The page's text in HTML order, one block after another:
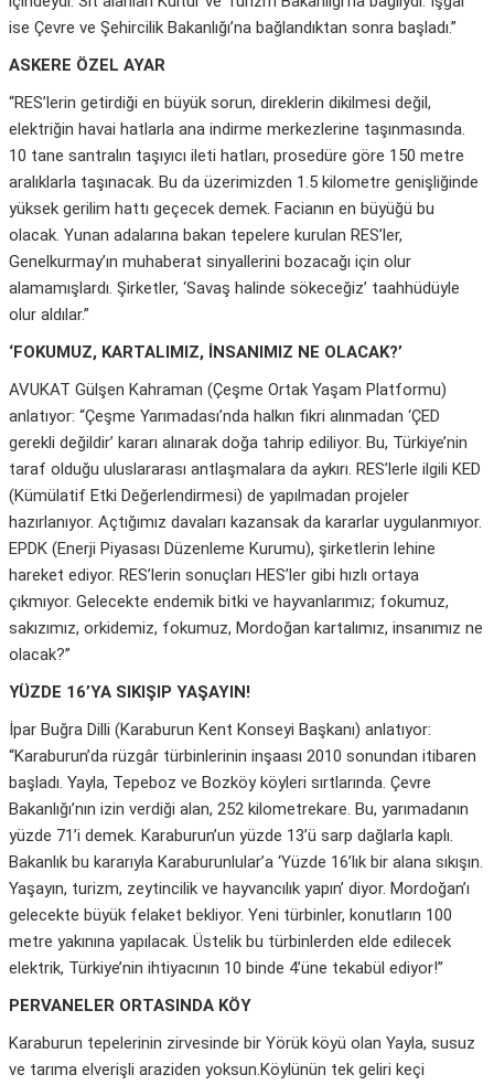
ise Çevre ve Şehircilik Bakanlığı’na bağlandıktan sonra başladı.”
ASKERE ÖZEL AYAR
“RES’lerin getirdiği en büyük sorun, direklerin dikilmesi değil,
elektriğin havai hatlarla ana indirme merkezlerine taşınmasında.
10 tane santralın taşıyıcı ileti hatları, prosedüre göre 150 metre
aralıklarla taşınacak. Bu da üzerimizden 1.5 kilometre genişliğinde
yüksek gerilim hattı geçecek demek. Facianın en büyüğü bu
olacak. Yunan adalarına bakan tepelere kurulan RES’ler,
Genelkurmay’ın muhaberat sinyallerini bozacağı için olur
alamamışlardı. Şirketler, ‘Savaş halinde sökeceğiz’ taahhüdüyle
olur aldılar.”
‘FOKUMUZ, KARTALIMIZ, İNSANIMIZ NE OLACAK?’
AVUKAT Gülşen Kahraman (Çeşme Ortak Yaşam Platformu)
anlatıyor: “Çeşme Yarımadası’nda halkın fikri alınmadan ‘ÇED
gerekli değildir’ kararı alınarak doğa tahrip ediliyor. Bu, Türkiye’nin
taraf olduğu uluslararası antlaşmalara da aykırı. RES’lerle ilgili KED
(Kümülatif Etki Değerlendirmesi) de yapılmadan projeler
hazırlanıyor. Açtığımız davaları kazansak da kararlar uygulanmıyor.
EPDK (Enerji Piyasası Düzenleme Kurumu), şirketlerin lehine
hareket ediyor. RES’lerin sonuçları HES’ler gibi hızlı ortaya
çıkmıyor. Gelecekte endemik bitki ve hayvanlarımız; fokumuz,
sakızımız, orkidemiz, fokumuz, Mordoğan kartalımız, insanımız ne
olacak?”
YÜZDE 16’YA SIKIŞIP YAŞAYIN!
İpar Buğra Dilli (Karaburun Kent Konseyi Başkanı) anlatıyor:
“Karaburun’da rüzgâr türbinlerinin inşaası 2010 sonundan itibaren
başladı. Yayla, Tepeboz ve Bozköy köyleri sırtlarında. Çevre
Bakanlığı’nın izin verdiği alan, 252 kilometrekare. Bu, yarımadanın
yüzde 71’i demek. Karaburun’un yüzde 13’ü sarp dağlarla kaplı.
Bakanlık bu kararıyla Karaburunlular’a ‘Yüzde 16’lık bir alana sıkışın.
Yaşayın, turizm, zeytincilik ve hayvancılık yapın’ diyor. Mordoğan’ı
gelecekte büyük felaket bekliyor. Yeni türbinler, konutların 100
metre yakınına yapılacak. Üstelik bu türbinlerden elde edilecek
elektrik, Türkiye’nin ihtiyacının 10 binde 4’üne tekabül ediyor!”
PERVANELER ORTASINDA KÖY
Karaburun tepelerinin zirvesinde bir Yörük köyü olan Yayla, susuz
ve tarıma elverişli araziden yoksun.Köylünün tek geliri keçi